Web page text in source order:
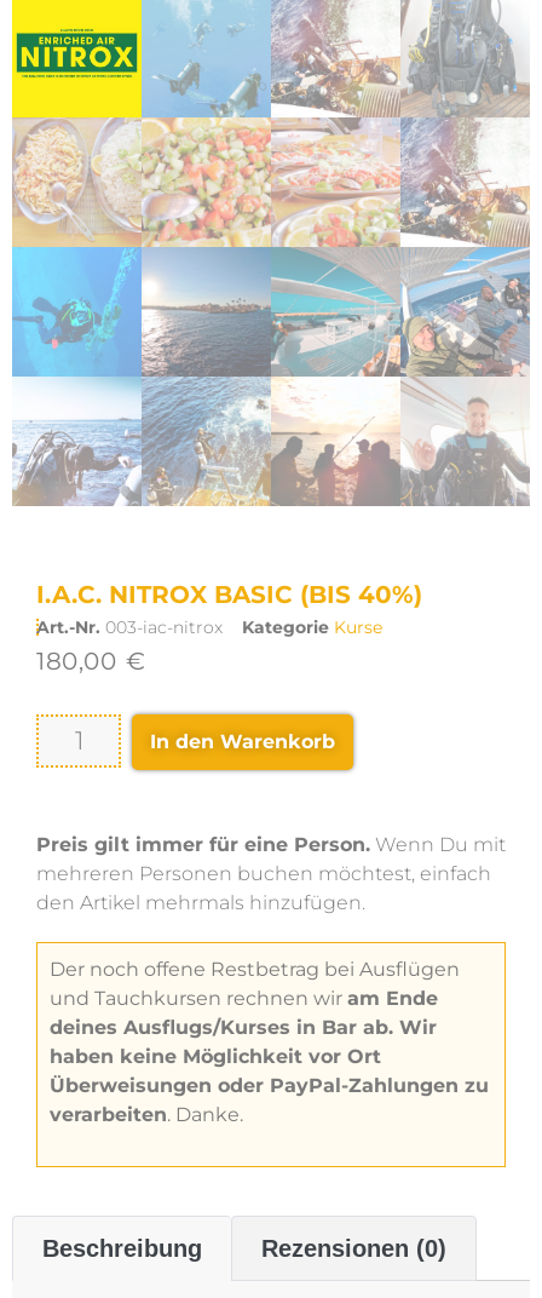
I.A.C. NITROX BASIC (BIS 40%)
Art.-Nr. 003-iac-nitrox Kategorie Kurse
180,00€
In den Warenkorb
Preis gilt immer für eine Person. Wenn Du mit
mehreren Personen buchen möchtest, einfach
den Artikel mehrmals hinzufügen.
Der noch offene Restbetrag bei Ausflügen
und Tauchkursen rechnen wir am Ende
deines Ausflugs/Kurses in Bar ab. Wir
haben keine Möglichkeit vor Ort
Überweisungen oder PayPal-Zahlungen zu
verarbeiten. Danke.
Beschreibung Rezensionen (0)